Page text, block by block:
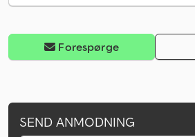
Forespørge
SEND ANMODNING